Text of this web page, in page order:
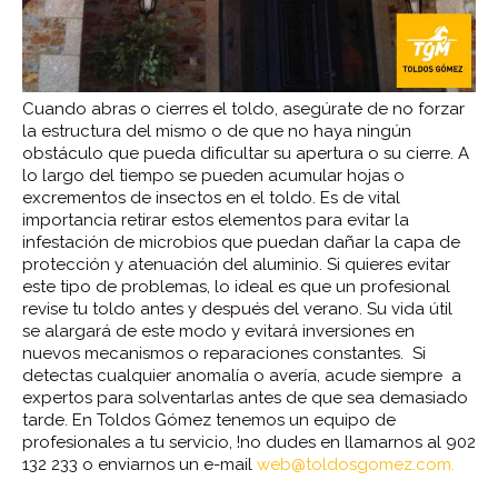
Cuando abras o cierres el toldo, asegúrate de no forzar
la estructura del mismo o de que no haya ningún
obstáculo que pueda dificultar su apertura o su cierre. A
lo largo del tiempo se pueden acumular hojas o
excrementos de insectos en el toldo. Es de vital
importancia retirar estos elementos para evitar la
infestación de microbios que puedan dañar la capa de
protección y atenuación del aluminio. Si quieres evitar
este tipo de problemas, lo ideal es que un profesional
revise tu toldo antes y después del verano. Su vida útil
se alargará de este modo y evitará inversiones en
nuevos mecanismos o reparaciones constantes. Si
detectas cualquier anomalía o avería, acude siempre a
expertos para solventarlas antes de que sea demasiado
tarde. En Toldos Gómez tenemos un equipo de
profesionales a tu servicio, !no dudes en llamarnos al 902
132 233 o enviarnos un e-mail web@toldosgomez.com.